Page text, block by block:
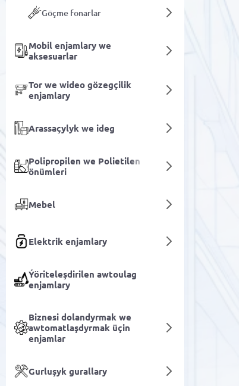
Göçme fonarlar
Mobil enjamlary we
aksesuarlar
Tor we wideo gözegçilik
enjamlary
Arassaçylyk we ideg
Polipropilen we Polietilen
önümleri
Mebel
Elektrik enjamlary
Ýöriteleşdirilen awtoulag
enjamlary
Biznesi dolandyrmak we
awtomatlaşdyrmak üçin
enjamlar
Gurluşyk gurallary